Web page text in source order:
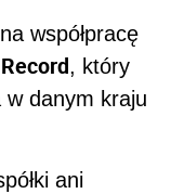
współpracę
, który
danym kraju
ani